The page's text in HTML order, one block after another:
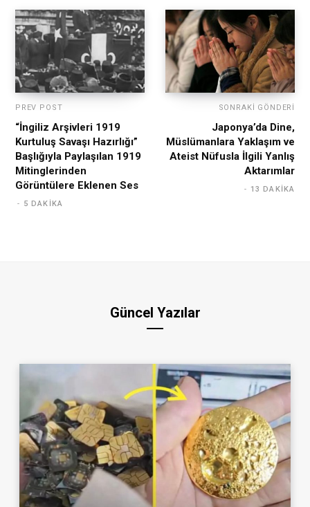
PREV POST
“İngiliz Arşivleri 1919
Kurtuluş Savaşı Hazırlığı”
Başlığıyla Paylaşılan 1919
Mitinglerinden
Görüntülere Eklenen Ses
5 DAKIKA
SONRAKI GÖNDERI
Japonya’da Dine,
Müslümanlara Yaklaşım ve
Ateist Nüfusla İlgili Yanlış
Aktarımlar
13 DAKIKA
Güncel Yazılar